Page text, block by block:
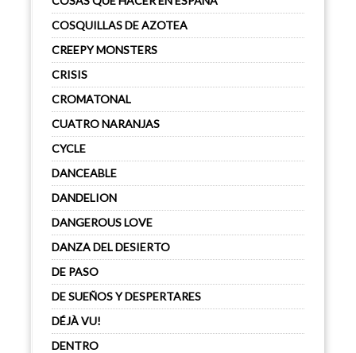
COSQUILLAS DE AZOTEA
CREEPY MONSTERS
CRISIS
CROMATONAL
CUATRO NARANJAS
CYCLE
DANCEABLE
DANDELION
DANGEROUS LOVE
DANZA DEL DESIERTO
DE PASO
DE SUEÑOS Y DESPERTARES
DÉJÀ VU!
DENTRO